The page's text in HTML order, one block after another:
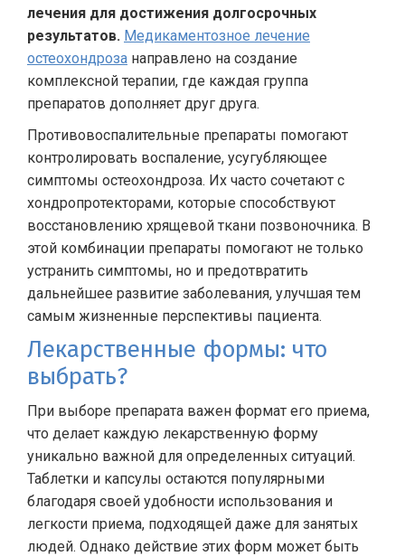
лечения для достижения долгосрочных
результатов. Медикаментозное лечение
остеохондроза направлено на создание
комплексной терапии, где каждая группа
препаратов дополняет друг друга.
Противовоспалительные препараты помогают
контролировать воспаление, усугубляющее
симптомы остеохондроза. Их часто сочетают с
хондропротекторами, которые способствуют
восстановлению хрящевой ткани позвоночника. В
этой комбинации препараты помогают не только
устранить симптомы, но и предотвратить
дальнейшее развитие заболевания, улучшая тем
самым жизненные перспективы пациента.
Лекарственные формы: что
выбрать?
При выборе препарата важен формат его приема,
что делает каждую лекарственную форму
уникально важной для определенных ситуаций.
Таблетки и капсулы остаются популярными
благодаря своей удобности использования и
легкости приема, подходящей даже для занятых
людей. Однако действие этих форм может быть